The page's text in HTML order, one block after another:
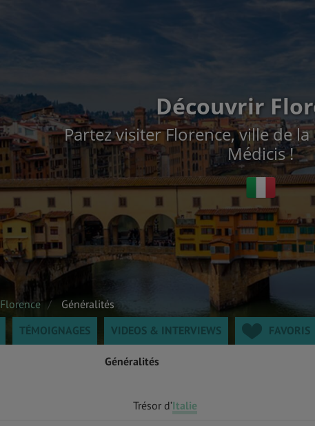
Découvrir
Partez visiter Florence, ville de la
Médicis !
Florence
Généralités
TÉMOIGNAGES VIDEOS & INTERVIEWS FAVORIS
Généralités
Trésor d’Italie